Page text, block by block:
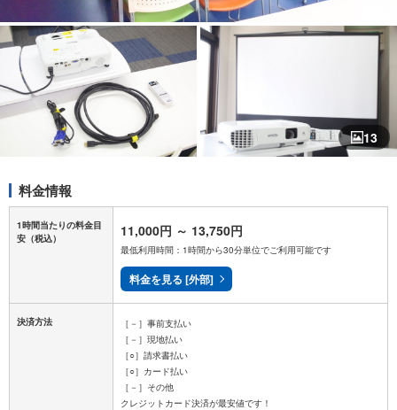
13
料金情報
1時間当たりの料金目
安 （税込） 11,000円 ～ 13,750円
最低利用時間：1時間から30分単位でご利用可能です
料金を見る [外部]
決済方法
［－］事前支払い
［－］現地払い
［○］請求書払い
［○］カード払い
［－］その他
クレジットカード決済が最安値です！